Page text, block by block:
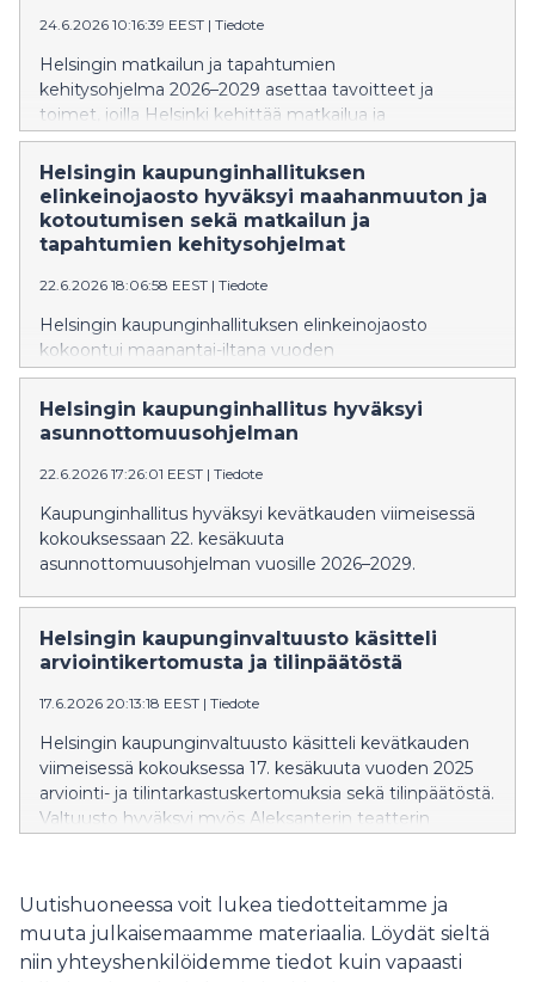
kiinnostavana muotoilu- ja arkkitehtuurikaupunkina.
24.6.2026 10:16:39 EEST | Tiedote
Helsingin matkailun ja tapahtumien
kehitysohjelma 2026–2029 asettaa tavoitteet ja
toimet, joilla Helsinki kehittää matkailua ja
tapahtumallisuutta seuraavat vuodet. Tavoitteena on
vauhdittaa matkailun ja tapahtumien ympärivuotista
kasvua, kasvattaa Helsingin kansainvälistä
houkuttelevuutta onnellisuuden teemoilla sekä
varmistaa, että kaupunki on kasvua tukeva
Helsingin kaupunginhallituksen
elinkeinojaosto hyväksyi maahanmuuton ja
kotoutumisen sekä matkailun ja
tapahtumien kehitysohjelmat
22.6.2026 18:06:58 EEST | Tiedote
Helsingin kaupunginhallituksen elinkeinojaosto
kokoontui maanantai-iltana vuoden
2026 viidenteen kokoukseensa. Kokouksessa
elinkeinojaosto käsitteli maahanmuuton ja
kotoutumisen kehitysohjelmaa ja matkailun ja
tapahtumien kehitysohjelmaa.
Helsingin kaupunginhallitus hyväksyi
asunnottomuusohjelman
22.6.2026 17:26:01 EEST | Tiedote
Kaupunginhallitus hyväksyi kevätkauden viimeisessä
kokouksessaan 22. kesäkuuta
asunnottomuusohjelman vuosille 2026–2029.
Helsingin kaupunginvaltuusto käsitteli
arviointikertomusta ja tilinpäätöstä
17.6.2026 20:13:18 EEST | Tiedote
Helsingin kaupunginvaltuusto käsitteli kevätkauden
viimeisessä kokouksessa 17. kesäkuuta vuoden 2025
arviointi- ja tilintarkastuskertomuksia sekä tilinpäätöstä.
Valtuusto hyväksyi myös Aleksanterin teatterin
Uutishuoneessa voit lukea tiedotteitamme ja
muuta julkaisemaamme materiaalia. Löydät sieltä
niin yhteyshenkilöidemme tiedot kuin vapaasti